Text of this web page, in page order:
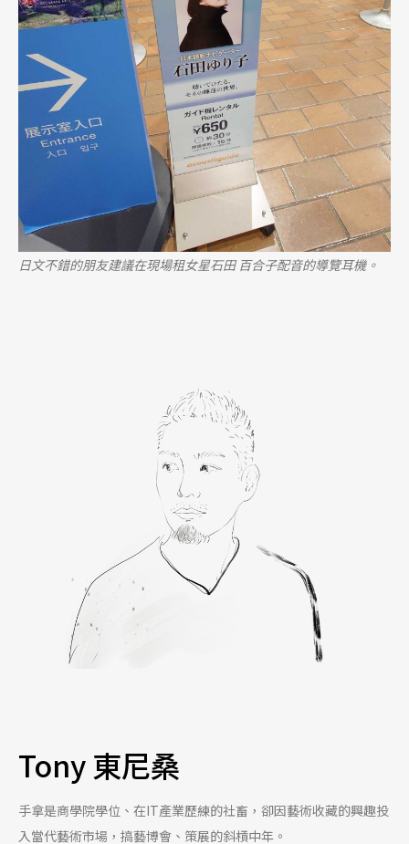
日文不錯的朋友建議在現場租女星石田 百合子配音的導覽耳機。
Tony 東尼桑
手拿是商學院學位、在IT產業歷練的社畜，卻因藝術收藏的興趣投
入當代藝術市場，搞藝博會、策展的斜槓中年。